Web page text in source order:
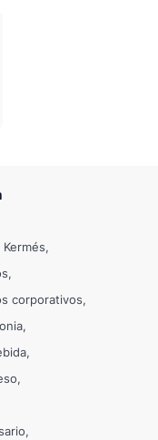
Kermés
corporativos